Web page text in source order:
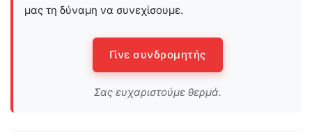
μας τη δύναμη να συνεχίσουμε.
Γίνε συνδρομητής
Σας ευχαριστούμε θερμά.